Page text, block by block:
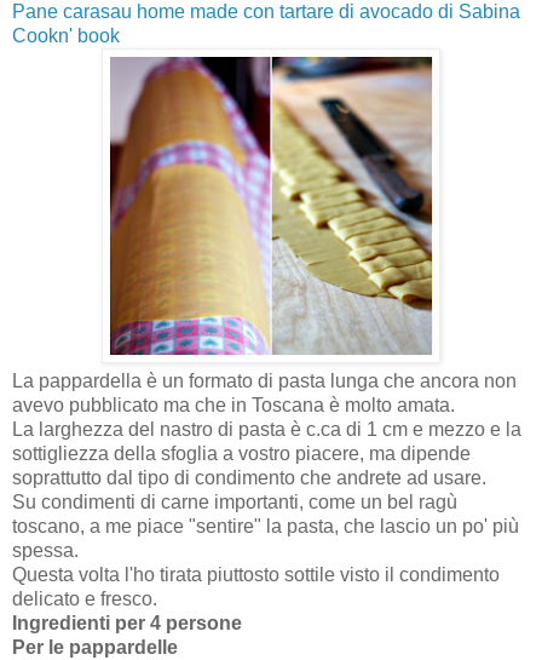
Pane carasau home made con tartare di avocado di Sabina
Cookn' book
La pappardella è un formato di pasta lunga che ancora non
avevo pubblicato ma che in Toscana è molto amata.
La larghezza del nastro di pasta è c.ca di 1 cm e mezzo e la
sottigliezza della sfoglia a vostro piacere, ma dipende
soprattutto dal tipo di condimento che andrete ad usare.
Su condimenti di carne importanti, come un bel ragù
toscano, a me piace "sentire" la pasta, che lascio un po' più
spessa.
Questa volta l'ho tirata piuttosto sottile visto il condimento
delicato e fresco.
Ingredienti per 4 persone
Per le pappardelle